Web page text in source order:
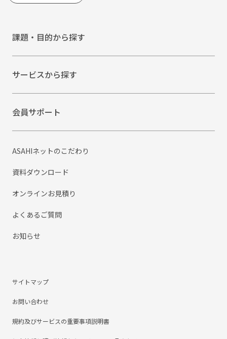
課題・目的から探す
サービスから探す
会員サポート
ASAHIネットのこだわり
資料ダウンロード
オンラインお見積り
よくあるご質問
お知らせ
サイトマップ
お問い合わせ
規約及びサービスの重要事項説明書